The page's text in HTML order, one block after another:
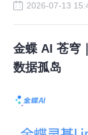
2026-07-13
金蝶 AI 苍穹
数据孤岛